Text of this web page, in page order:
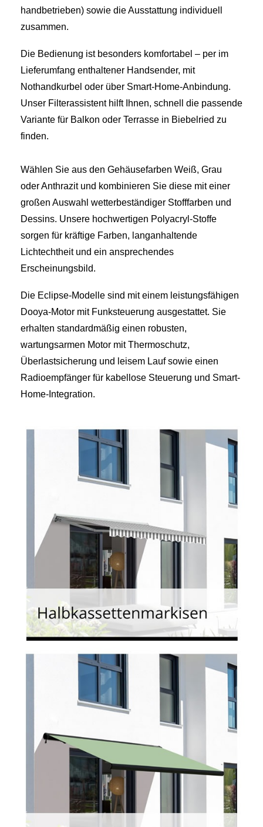
handbetrieben) sowie die Ausstattung individuell
zusammen.
Die Bedienung ist besonders komfortabel – per im
Lieferumfang enthaltener Handsender, mit
Nothandkurbel oder über Smart-Home-Anbindung.
Unser Filterassistent hilft Ihnen, schnell die passende
Variante für Balkon oder Terrasse in Biebelried zu
finden.
Wählen Sie aus den Gehäusefarben Weiß, Grau
oder Anthrazit und kombinieren Sie diese mit einer
großen Auswahl wetterbeständiger Stofffarben und
Dessins. Unsere hochwertigen Polyacryl-Stoffe
sorgen für kräftige Farben, langanhaltende
Lichtechtheit und ein ansprechendes
Erscheinungsbild.
Die Eclipse-Modelle sind mit einem leistungsfähigen
Dooya-Motor mit Funksteuerung ausgestattet. Sie
erhalten standardmäßig einen robusten,
wartungsarmen Motor mit Thermoschutz,
Überlastsicherung und leisem Lauf sowie einen
Radioempfänger für kabellose Steuerung und Smart-
Home-Integration.